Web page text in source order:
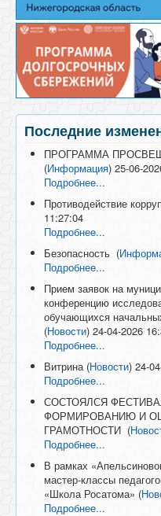
Последние
ПРОГРАММА
(Информация) 25-06-
Подробнее...
Противодействие
11:27:04
Подробнее...
Безопасность (
Подробнее...
Прием заявок на
конференцию
обучающихся
(Новости) 24-04-2026
Подробнее...
Витрина (Новости) 24-
Подробнее...
СОСТОЯЛСЯ
ФОРМИРОВАНИЮ И
ГРАМОТНОСТИ (
Подробнее...
В рамках
мастер-классы
«Школа Росатома» (
Подробнее...